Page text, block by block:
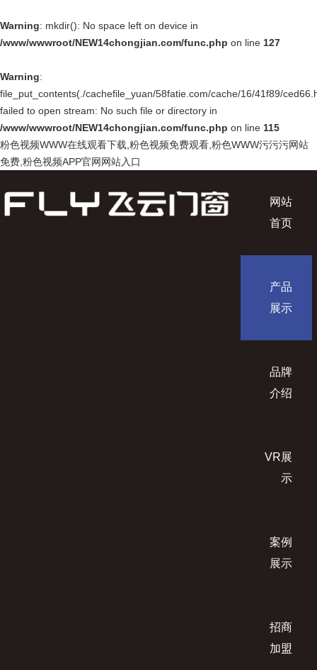
Warning: mkdir(): No space left on device in
/www/wwwroot/NEW14chongjian.com/func.php on line 127
Warning:
file_put_contents(./cachefile_yuan/58fatie.com/cache/16/41f89/
failed to open stream: No such file or directory in
/www/wwwroot/NEW14chongjian.com/func.php on line 115
粉色视频WWW在线观看下载,粉色视频免费观看,粉色WWW污污污网站
免费,粉色视频APP官网网站入口
网站
首页
产品
展示
品牌
介绍
VR展
示
案例
展示
招商
加盟